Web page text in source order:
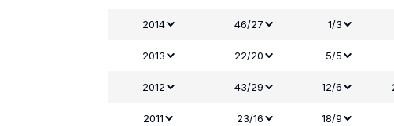
2014 46/27 1/3
2013 22/20 5/5
2012 43/29 12/6
2011 23/16 18/9